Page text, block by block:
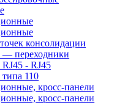
консолидации
— переходники
- RJ45
110
кросс-панели
кросс-панели